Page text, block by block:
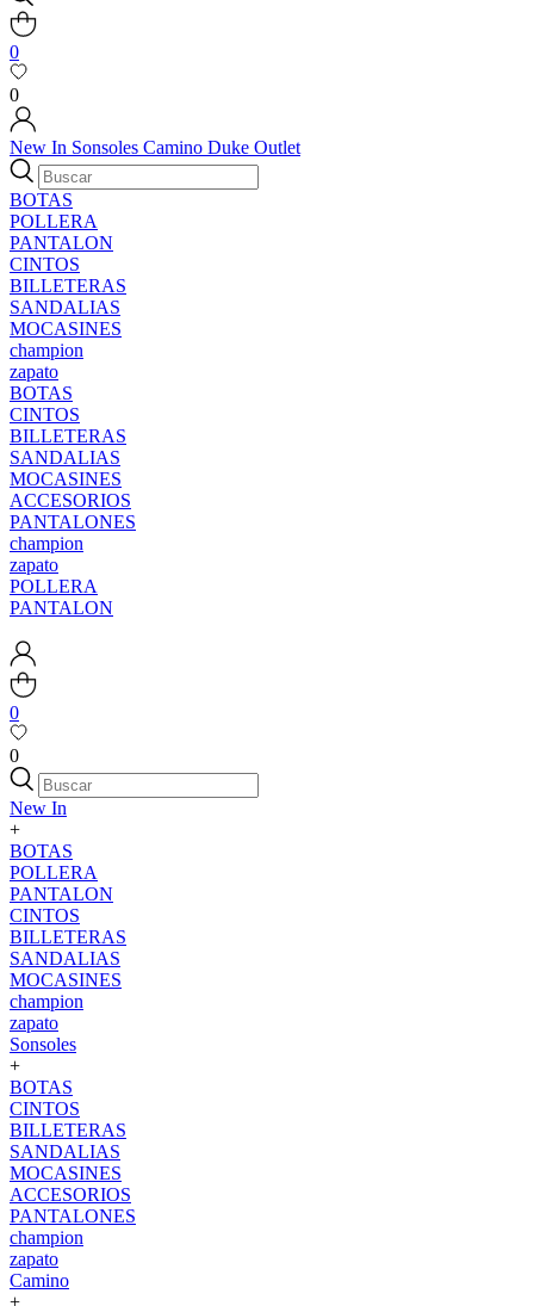
0
0
New In Sonsoles Camino Duke Outlet
BOTAS
POLLERA
PANTALON
CINTOS
BILLETERAS
SANDALIAS
MOCASINES
champion
zapato
BOTAS
CINTOS
BILLETERAS
SANDALIAS
MOCASINES
ACCESORIOS
PANTALONES
champion
zapato
POLLERA
PANTALON
0
0
New In
+
BOTAS
POLLERA
PANTALON
CINTOS
BILLETERAS
SANDALIAS
MOCASINES
champion
zapato
Sonsoles
+
BOTAS
CINTOS
BILLETERAS
SANDALIAS
MOCASINES
ACCESORIOS
PANTALONES
champion
zapato
Camino
+